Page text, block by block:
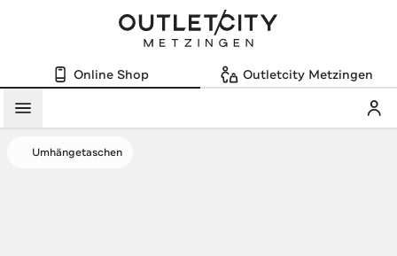
Online Shop Outletcity Metzingen
Menü
Umhängetaschen